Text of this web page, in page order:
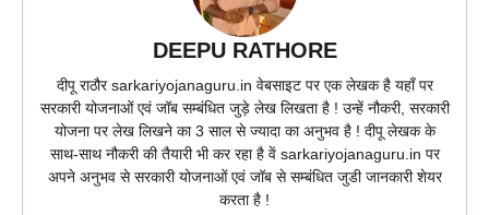
DEEPU RATHORE
दीपू राठौर sarkariyojanaguru.in वेबसाइट पर एक लेखक है यहाँ पर
सरकारी योजनाओं एवं जॉब सम्बंधित जुड़े लेख लिखता है ! उन्हें नौकरी, सरकारी
योजना पर लेख लिखने का 3 साल से ज्यादा का अनुभव है ! दीपू लेखक के
साथ-साथ नौकरी की तैयारी भी कर रहा है वें sarkariyojanaguru.in पर
अपने अनुभव से सरकारी योजनाओं एवं जॉब से सम्बंधित जुडी जानकारी शेयर
करता है !